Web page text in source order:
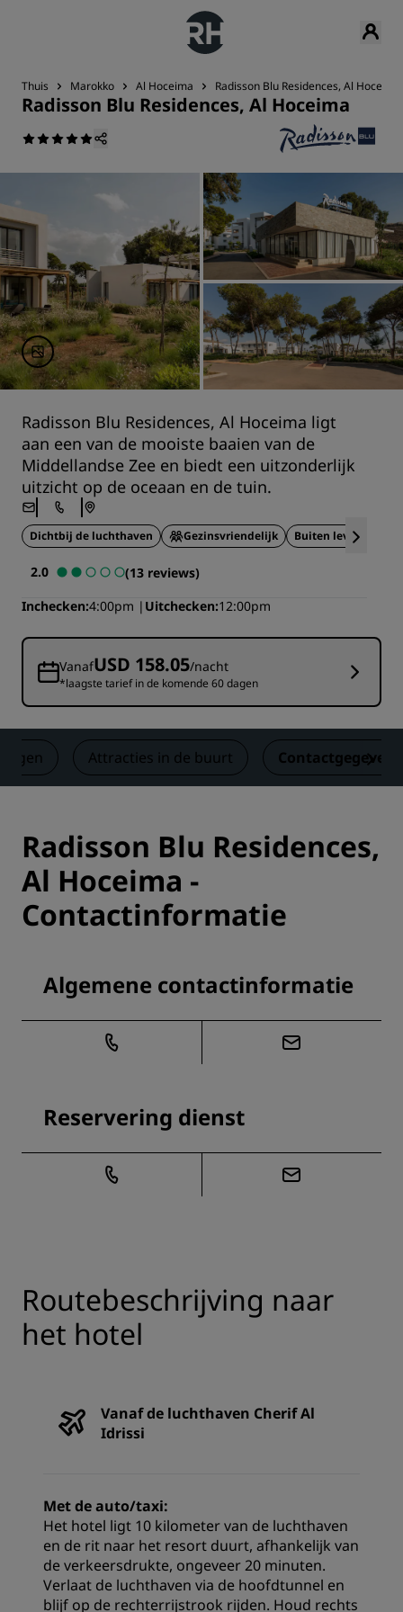
Thuis Marokko Al Hoceima Radisson Blu Residences, Al Hoceima
Radisson Blu Residences, Al Hoceima
Radisson Blu Residences, Al Hoceima ligt
aan een van de mooiste baaien van de
Middellandse Zee en biedt een uitzonderlijk
uitzicht op de oceaan en de tuin.
Dichtbij de luchthaven Gezinsvriendelijk Buiten levensstijl
2.0
(13 reviews)
Inchecken 4:00pm Uitchecken 12:00pm
VanafUSD 158.05/nacht
*laagste tarief in de komende 60 dagen
Attracties in de buurt Contactgegevens
Radisson Blu Residences,
Al Hoceima -
Contactinformatie
Algemene contactinformatie
Reservering dienst
Routebeschrijving naar
het hotel
Vanaf de luchthaven Cherif Al
Idrissi
Met de auto/taxi:
Het hotel ligt 10 kilometer van de luchthaven
en de rit naar het resort duurt, afhankelijk van
de verkeersdrukte, ongeveer 20 minuten.
Verlaat de luchthaven via de hoofdtunnel en
blijf op de rechterrijstrook rijden. Houd rechts